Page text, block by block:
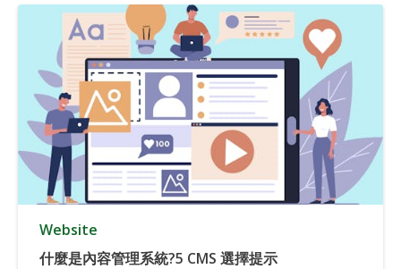
Website
什麼是內容管理系統?5 CMS 選擇提示